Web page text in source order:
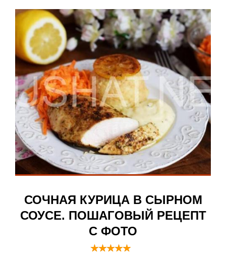
СОЧНАЯ КУРИЦА В СЫРНОМ
СОУСЕ. ПОШАГОВЫЙ РЕЦЕПТ
С ФОТО